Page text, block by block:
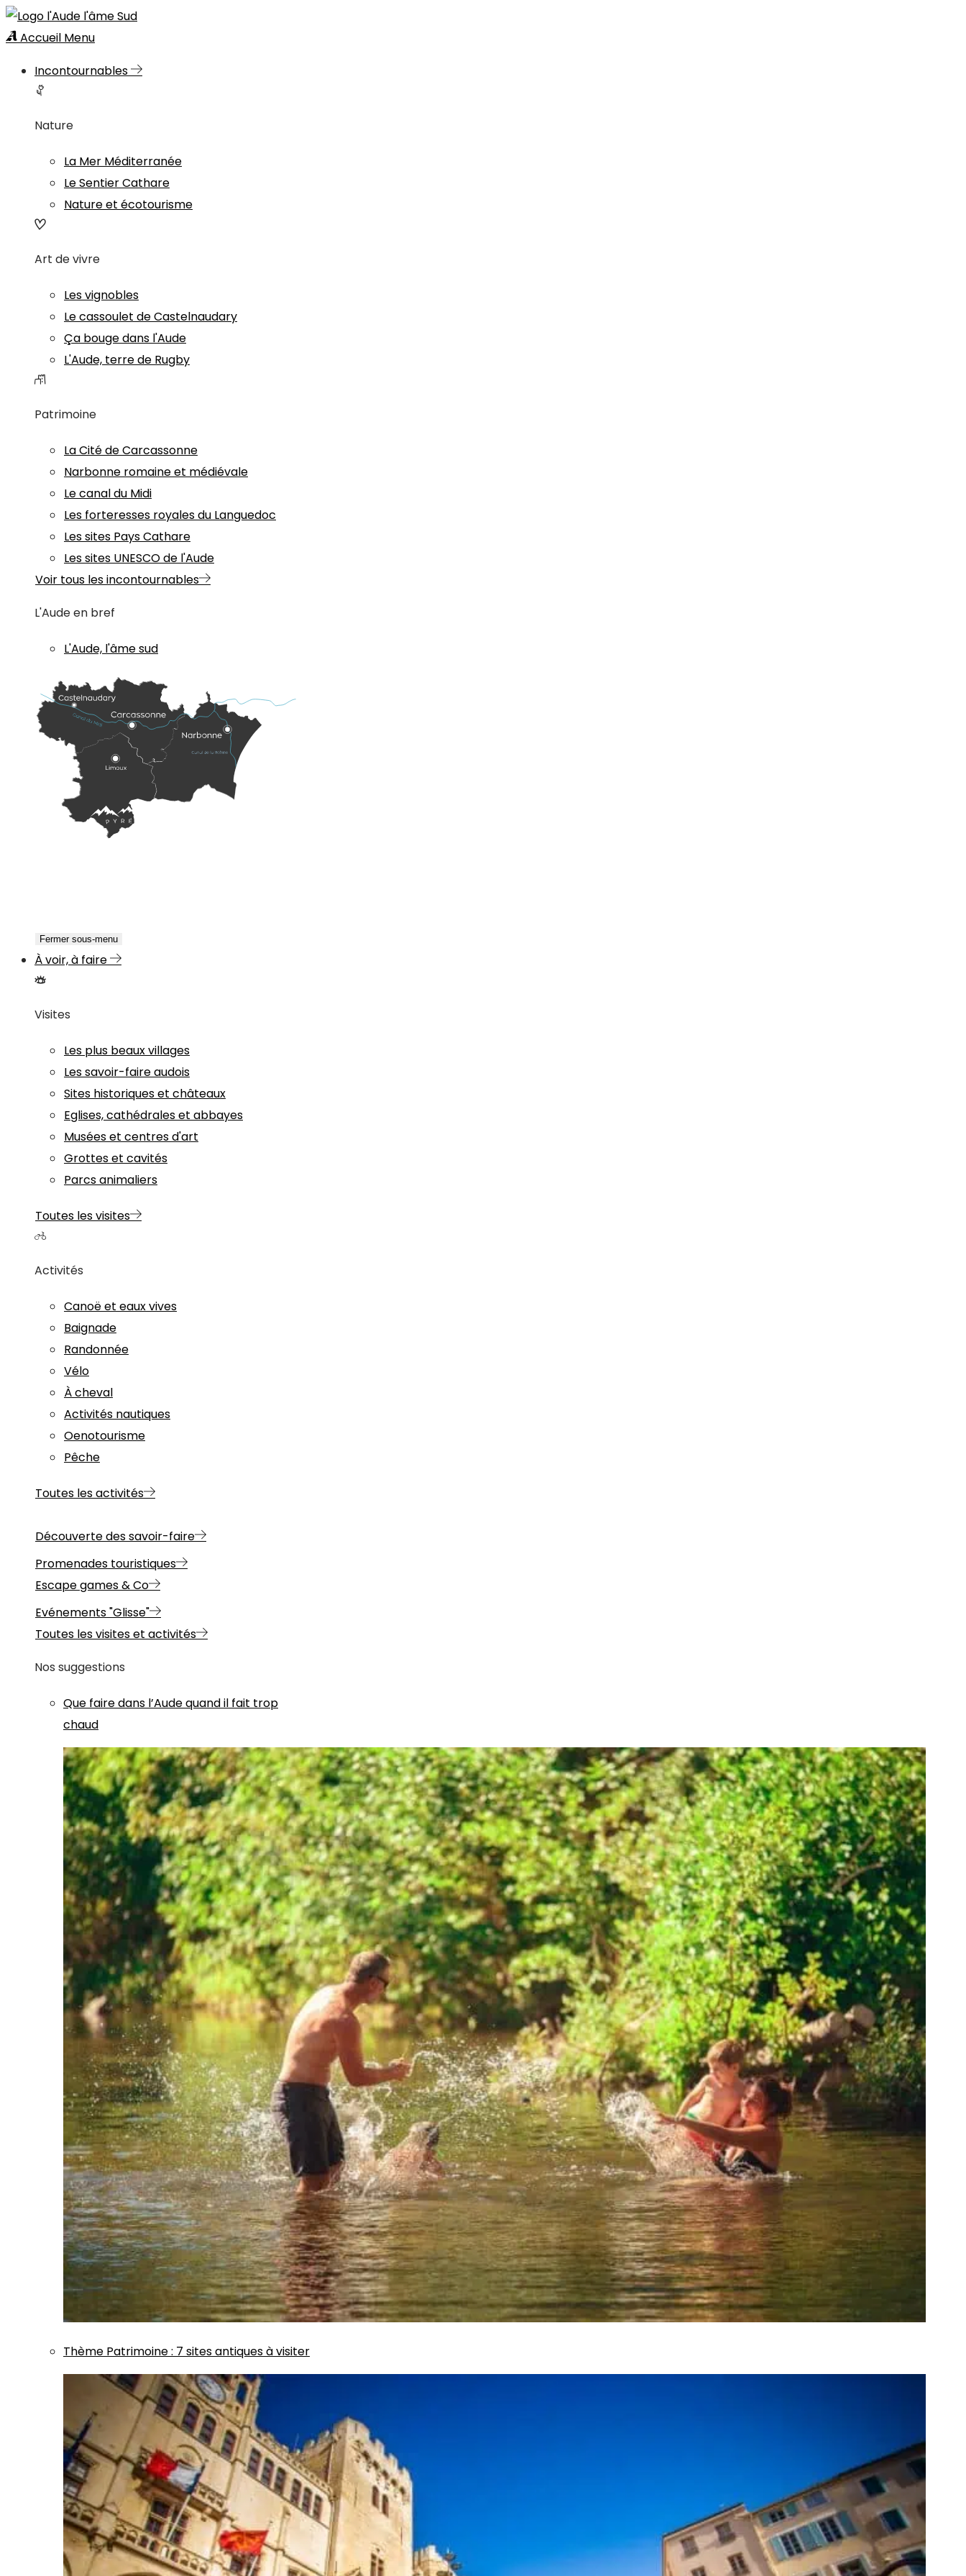
Accueil Menu
Incontournables
Nature
La Mer Méditerranée
Le Sentier Cathare
Nature et écotourisme
Art de vivre
Les vignobles
Le cassoulet de Castelnaudary
Ça bouge dans l'Aude
L'Aude, terre de Rugby
Patrimoine
La Cité de Carcassonne
Narbonne romaine et médiévale
Le canal du Midi
Les forteresses royales du Languedoc
Les sites Pays Cathare
Les sites UNESCO de l'Aude
Voir tous les incontournables
L'Aude en bref
L'Aude, l'âme sud
Fermer sous-menu
À voir, à faire
Visites
Les plus beaux villages
Les savoir-faire audois
Sites historiques et châteaux
Eglises, cathédrales et abbayes
Musées et centres d'art
Grottes et cavités
Parcs animaliers
Toutes les visites
Activités
Canoë et eaux vives
Baignade
Randonnée
Vélo
À cheval
Activités nautiques
Oenotourisme
Pêche
Toutes les activités
Découverte des savoir-faire
Promenades touristiques
Escape games & Co
Evénements "Glisse"
Toutes les visites et activités
Nos suggestions
Que faire dans l’Aude quand il fait trop
chaud
Thème Patrimoine: 7 sites antiques à visiter